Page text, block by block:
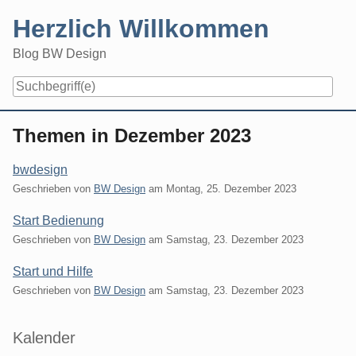
content
Herzlich Willkommen
Blog BW Design
Themen in Dezember 2023
bwdesign
Geschrieben von BW Design am Montag, 25. Dezember 2023
Start Bedienung
Geschrieben von BW Design am Samstag, 23. Dezember 2023
Start und Hilfe
Geschrieben von BW Design am Samstag, 23. Dezember 2023
Seitenleiste
Kalender